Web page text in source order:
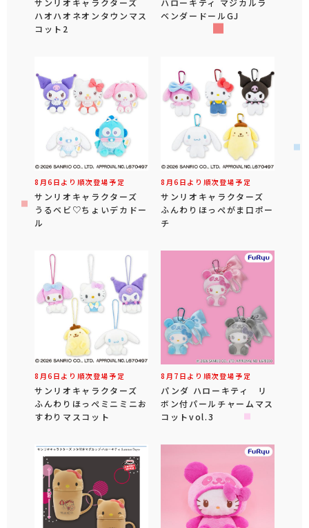
サンリオキャラクターズ
ハオハオネオンタウンマス
コット2
ハローキティ マジカルラ
ベンダードールGJ
8月6日より順次登場予定
サンリオキャラクターズ
うるベビ♡ちょいデカドー
ル
8月6日より順次登場予定
サンリオキャラクターズ
ふんわりほっぺがま口ポー
チ
8月6日より順次登場予定
サンリオキャラクターズ
ふんわりほっぺミニミニお
すわりマスコット
8月7日より順次登場予定
パンダ ハローキティ リ
ボン付パールチャームマス
コットvol.3